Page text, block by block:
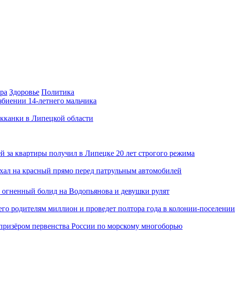
Здоровье Политика
14-летнего мальчика
в Липецкой области
квартиры получил в Липецке 20 лет строгого режима
на красный прямо перед патрульным автомобилей
болид на Водопьянова и девушки рулят
родителям миллион и проведет полтора года в колонии-поселении
первенства России по морскому многоборью